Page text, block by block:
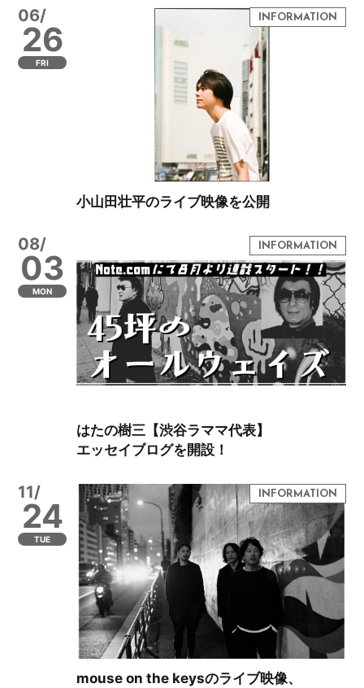
06/
26
FRI
小山田壮平のライブ映像を公開
08/
03
MON
はたの樹三【渋谷ラママ代表】
エッセイブログを開設！
11/
24
TUE
mouse on the keysのライブ映像、